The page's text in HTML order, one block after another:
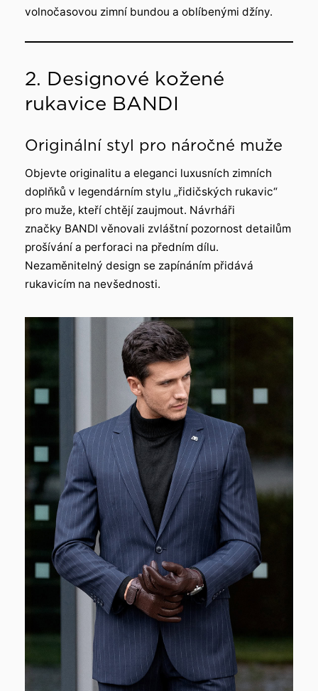
volnočasovou zimní bundou a oblíbenými džíny.
2. Designové kožené
rukavice BANDI
Originální styl pro náročné muže
Objevte originalitu a eleganci luxusních zimních
doplňků v legendárním stylu „řidičských rukavic“
pro muže, kteří chtějí zaujmout. Návrháři
značky BANDI věnovali zvláštní pozornost detailům
prošívání a perforaci na předním dílu.
Nezaměnitelný design se zapínáním přidává
rukavicím na nevšednosti.